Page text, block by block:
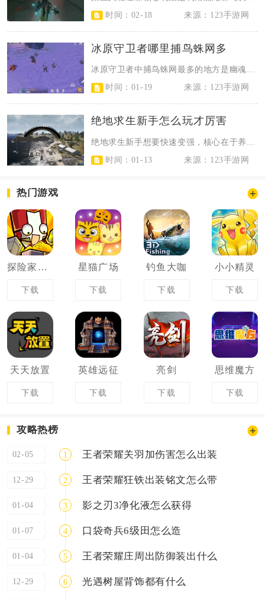
时间：02-18
来源：123手游网
冰原守卫者哪里捕鸟蛛网多
冰原守卫者中捕鸟蛛网最多的地方是幽魂森林，其次是低语之森与废弃的大型铁矿，其...
时间：01-19
来源：123手游网
绝地求生新手怎么玩才厉害
时间：01-13
来源：123手游网
热门游戏
探险家联盟
下载
星猫广场
下载
钓鱼大咖
下载
小小精灵
下载
天天放置
下载
英雄远征
下载
亮剑
下载
思维魔方
下载
攻略热榜
02-05 1 王者荣耀关羽加伤害怎么出装
12-29 2 王者荣耀狂铁出装铭文怎么带
01-04 3 影之刃3净化液怎么获得
01-07 4 口袋奇兵6级田怎么造
01-04 5 王者荣耀庄周出防御装出什么
12-29 6 光遇树屋背饰都有什么